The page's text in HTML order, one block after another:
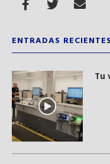
ENTRADAS RECIENTES
Tu